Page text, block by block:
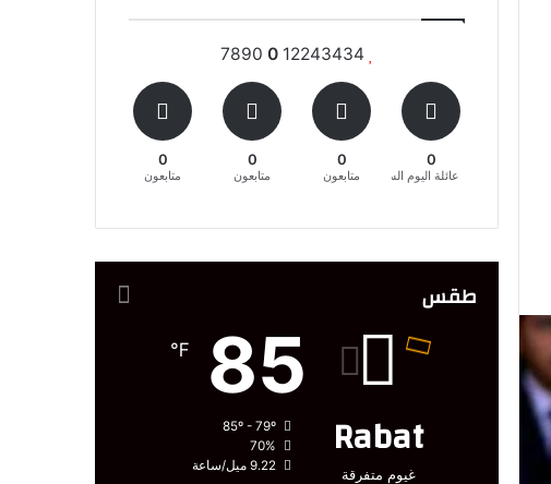
12243434
0
0
عائلة اليوم السابع المغربية
0
متابعون
0
متابعون
0
متابعون
طقس
Rabat
غيوم متفرقة
85
℉
70%
9.22 ميل/ساعة